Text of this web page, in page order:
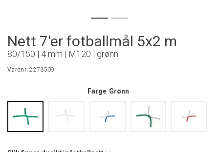
Nett 7'er fotballmål 5x2 m
80/150 | 4 mm | M120 | grønn
Varenr:2273509
Farge Grønn